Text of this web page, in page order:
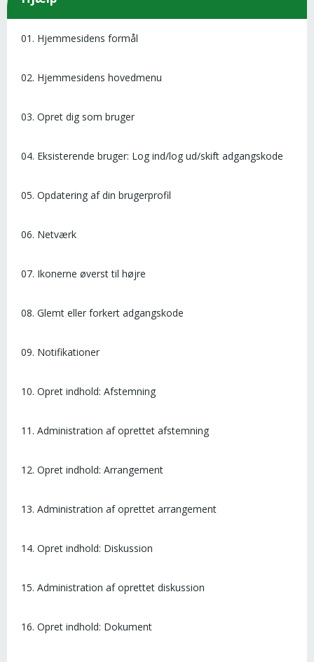
01. Hjemmesidens formål
02. Hjemmesidens hovedmenu
03. Opret dig som bruger
04. Eksisterende bruger: Log ind/log ud/skift adgangskode
05. Opdatering af din brugerprofil
06. Netværk
07. Ikonerne øverst til højre
08. Glemt eller forkert adgangskode
09. Notifikationer
10. Opret indhold: Afstemning
11. Administration af oprettet afstemning
12. Opret indhold: Arrangement
13. Administration af oprettet arrangement
14. Opret indhold: Diskussion
15. Administration af oprettet diskussion
16. Opret indhold: Dokument